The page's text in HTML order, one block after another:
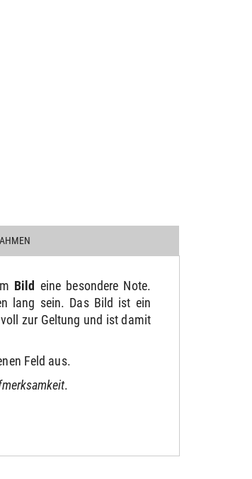
Bild eine besondere Note.
lang sein. Das Bild ist ein
zur Geltung und ist damit
Feld aus.
.